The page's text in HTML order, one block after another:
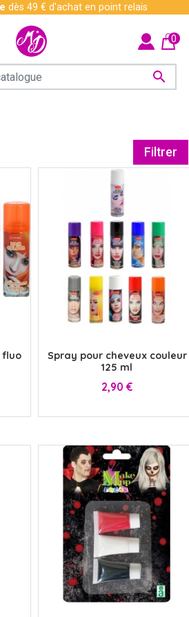
dès 49 € d'achat en point relais

0
Filtrer
fluo
Spray pour cheveux couleur
125 ml
Prix
2,90 €